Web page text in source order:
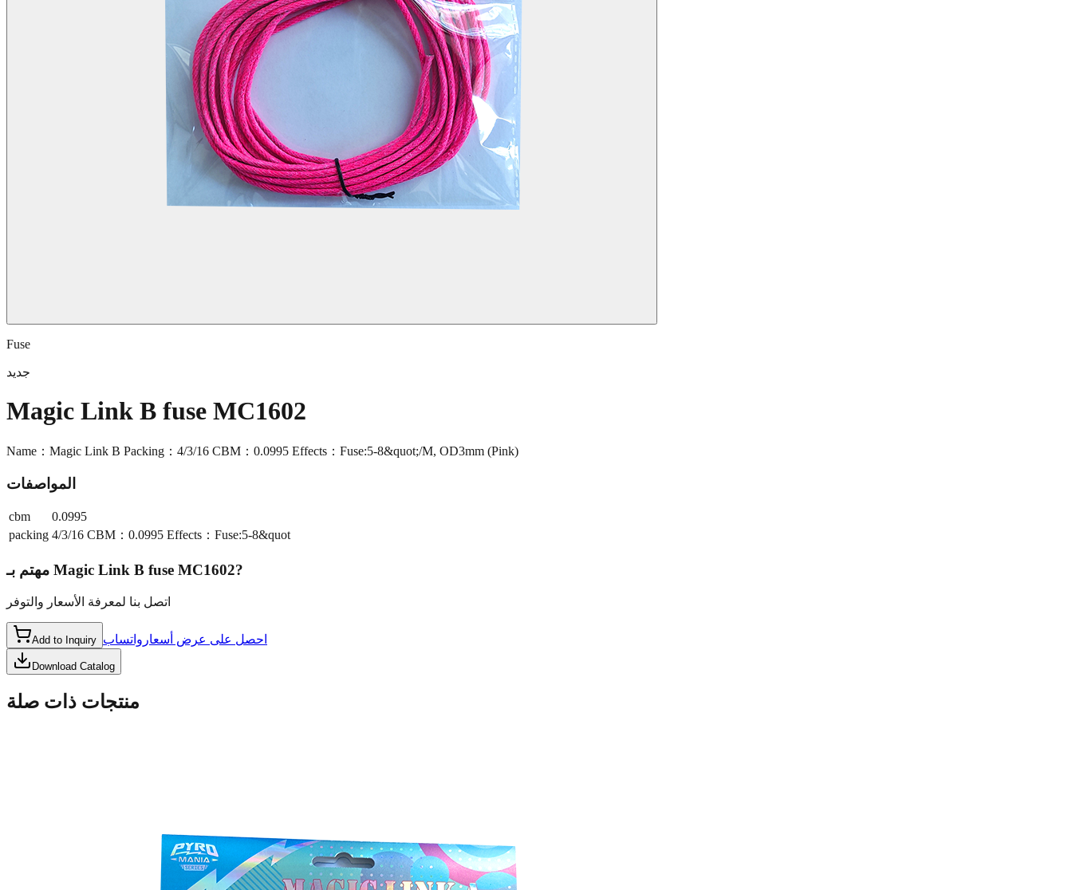
Fuse
جديد
Magic Link B fuse MC1602
Name：Magic Link B Packing：4/3/16 CBM：0.0995 Effects：Fuse:5-8&quot;/M, OD3mm (Pink)
المواصفات
cbm
0.0995
packing 4/3/16 CBM：0.0995 Effects：Fuse:5-8&quot
مهتم بـ Magic Link B fuse MC1602?
اتصل بنا لمعرفة الأسعار والتوفر
Add to Inquiry احصل على عرض أسعار واتساب
Download Catalog
منتجات ذات صلة